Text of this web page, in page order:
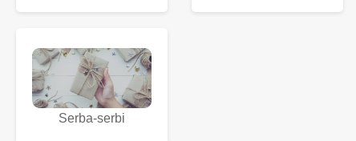
Serba-serbi